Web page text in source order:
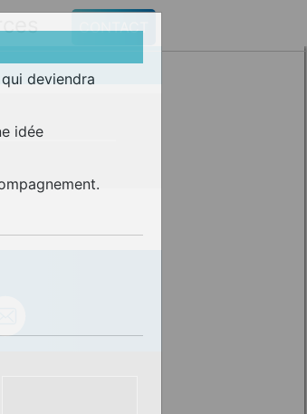
CONTACT
deviendra
idée